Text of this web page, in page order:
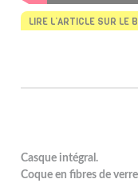
LIRE L’ARTICLE SUR LE
Casque intégral.
Coque en fibres de